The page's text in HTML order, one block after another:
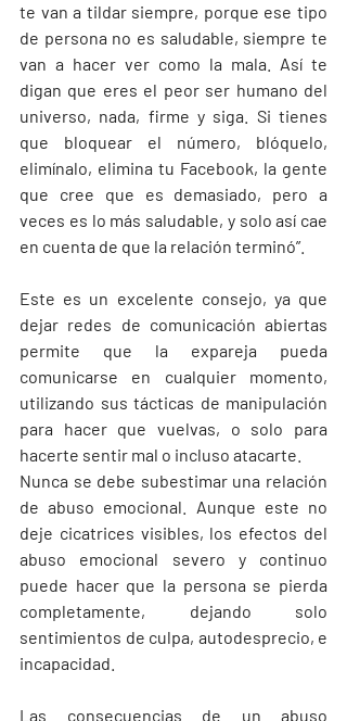
te van a tildar siempre, porque ese tipo
de persona no es saludable, siempre te
van a hacer ver como la mala. Así te
digan que eres el peor ser humano del
universo, nada, firme y siga. Si tienes
que bloquear el número, blóquelo,
elimínalo, elimina tu Facebook, la gente
que cree que es demasiado, pero a
veces es lo más saludable, y solo así cae
en cuenta de que la relación terminó”.
Este es un excelente consejo, ya que
dejar redes de comunicación abiertas
permite que la expareja pueda
comunicarse en cualquier momento,
utilizando sus tácticas de manipulación
para hacer que vuelvas, o solo para
hacerte sentir mal o incluso atacarte.
Nunca se debe subestimar una relación
de abuso emocional. Aunque este no
deje cicatrices visibles, los efectos del
abuso emocional severo y continuo
puede hacer que la persona se pierda
completamente, dejando solo
sentimientos de culpa, autodesprecio, e
incapacidad.
Las consecuencias de un abuso